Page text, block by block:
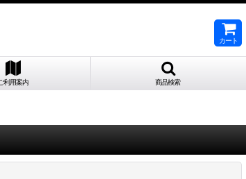
カート
利用案内 商品検索